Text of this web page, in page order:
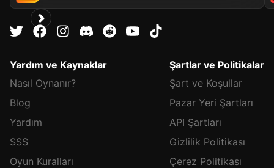
Yardım ve Kaynaklar
Nasıl Oynanır?
Blog
Yardım
SSS
Oyun Kuralları
Şartlar ve Politikalar
Şart ve Koşullar
Pazar Yeri Şartları
API Şartları
Gizlilik Politikası
Çerez Politikası